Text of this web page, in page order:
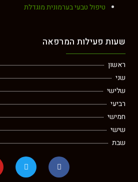
טיפול טבעי בערמונית מוגדלת
שעות פעילות המרפאה
ראשון
שני
שלישי
רביעי
חמישי
שישי
שבת